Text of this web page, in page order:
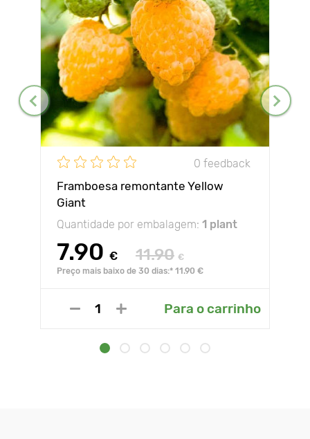
0 feedback
Framboesa remontante Yellow
Giant
Quantidade por embalagem: 1 plant
7.90 € 11.90 €
Preço mais baixo de 30 dias:* 11.90 €
Para o carrinho